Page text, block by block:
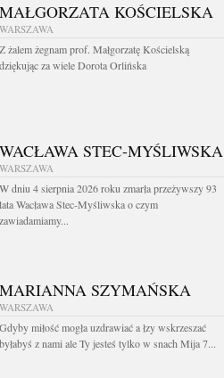
MAŁGORZATA KOŚCIELSKA
WARSZAWA
Z żalem żegnam prof. Małgorzatę Kościelską
dziękując za wiele Dorota Orlińska
WACŁAWA STEC-MYŚLIWSKA
WARSZAWA
W dniu 4 sierpnia 2026 roku zmarła przeżywszy 93
lata Wacława Stec-Myśliwska o czym
zawiadamiamy...
MARIANNA SZYMAŃSKA
WARSZAWA
Gdyby miłość mogła uzdrawiać a łzy wskrzeszać
byłabyś z nami ale Ty jesteś tylko w snach Mija 7...